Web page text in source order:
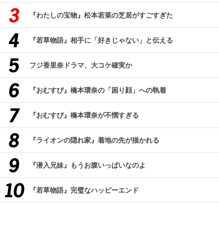
『わたしの宝物』松本若菜の芝居がすごすぎた
『若草物語』相手に「好きじゃない」と伝える
フジ香里奈ドラマ、大コケ確実か
『おむすび』橋本環奈の「困り顔」への執着
『おむすび』橋本環奈が不憫すぎる
『ライオンの隠れ家』着地の先が描かれる
『潜入兄妹』もうお腹いっぱいなのよ
『若草物語』完璧なハッピーエンド